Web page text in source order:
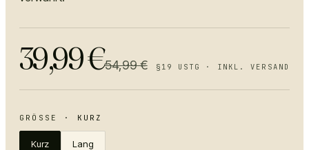
39,99€54,99€ §19 USTG · INKL. VERSAND
GRÖSSE · KURZ
Kurz Lang